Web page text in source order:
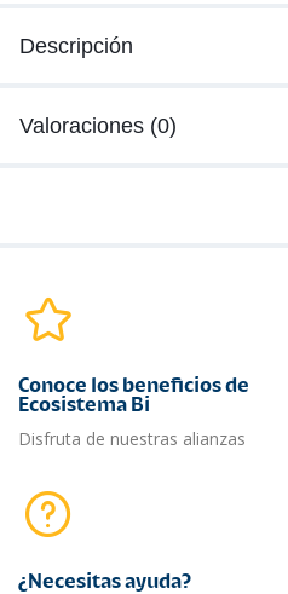
Descripción
Valoraciones (0)
Conoce los beneficios de
Ecosistema Bi
Disfruta de nuestras alianzas
¿Necesitas ayuda?​